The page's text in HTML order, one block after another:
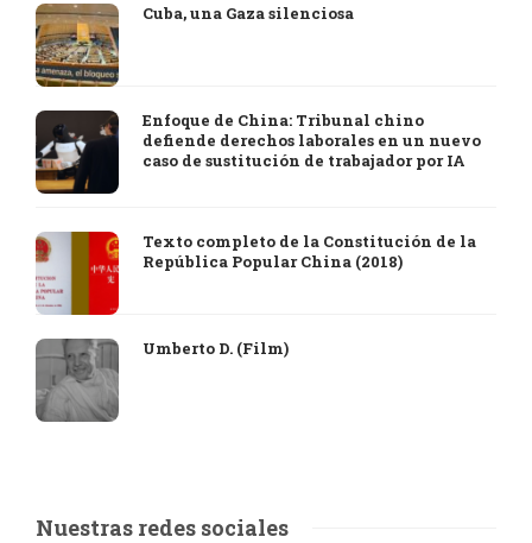
Cuba, una Gaza silenciosa
Enfoque de China: Tribunal chino
defiende derechos laborales en un nuevo
caso de sustitución de trabajador por IA
Texto completo de la Constitución de la
República Popular China (2018)
Umberto D. (Film)
Nuestras redes sociales